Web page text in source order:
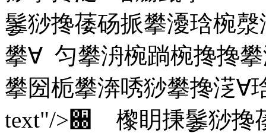
䰀猀搀䔀砀挀攀瀀琀椀
攀∀ 匀攀洀椀䠀椀搀搀
攀圀栀攀渀唀猀攀搀㴀∀
text"/>਀ 㰀眀㨀䰀猀搀